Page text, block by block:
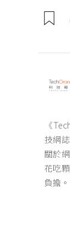
《
技網
關於
花吃
負擔。